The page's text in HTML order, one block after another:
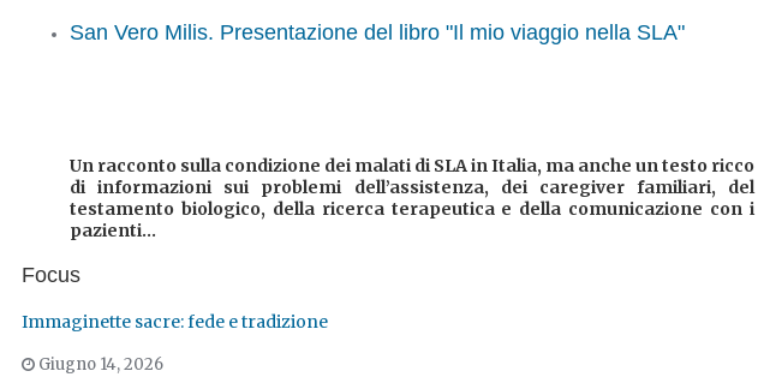
San Vero Milis. Presentazione del libro "Il mio viaggio nella SLA"
Un racconto sulla condizione dei malati di SLA in Italia, ma anche un testo ricco
di informazioni sui problemi dell’assistenza, dei caregiver familiari, del
testamento biologico, della ricerca terapeutica e della comunicazione con i
pazienti...
Focus
Immaginette sacre: fede e tradizione
Giugno 14, 2026